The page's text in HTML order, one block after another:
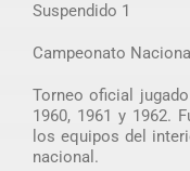
Suspendido 1
Campeonato
Torneo oficial
1960, 1961 y 1962.
los equipos del
nacional.